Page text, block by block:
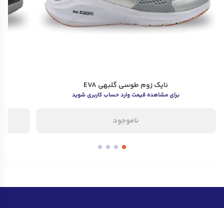
نایک زوم طوسی گلبهی EVA
برای مشاهده قیمت وارد حساب کاربری شوید
ناموجود